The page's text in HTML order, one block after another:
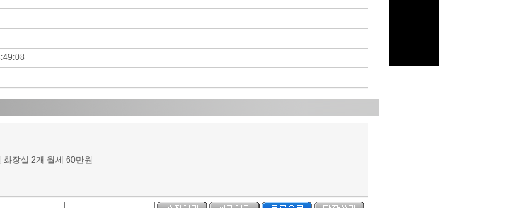
장실 2개 월세 60만원